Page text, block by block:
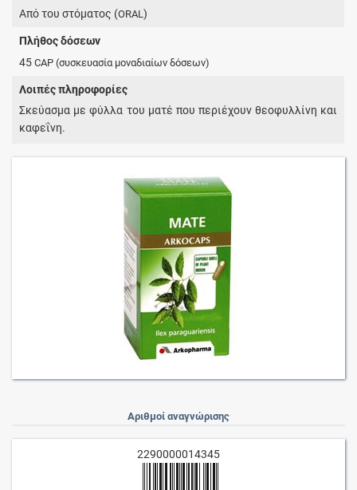
Από του στόματος (ORAL)
Πλήθος δόσεων
45CAP (συσκευασία μοναδιαίων δόσεων)
Λοιπές πληροφορίες
Σκεύασμα με φύλλα του ματέ που περιέχουν θεοφυλλίνη και
καφεΐνη.
Αριθμοί αναγνώρισης
2290000014345